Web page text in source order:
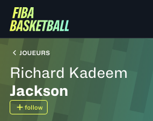
JOUEURS
Richard Kadeem
Jackson
follow